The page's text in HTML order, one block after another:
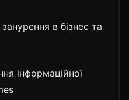
в бізнес та
інформаційної